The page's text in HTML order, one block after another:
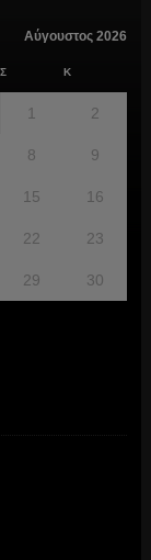
Αύγουστος 2026
Σ Κ
1 2
8 9
15 16
22 23
29 30